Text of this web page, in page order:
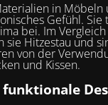
in Möbeln
Gefühl. Sie
bei. Im
sie Hitzestau und
von der
und Kissen.